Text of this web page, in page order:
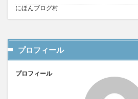
にほんブログ村
プロフィール
プロフィール